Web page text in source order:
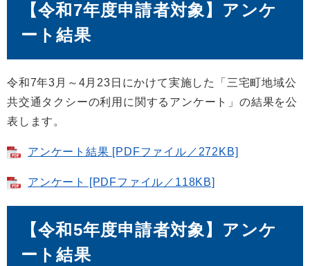
【令和7年度申請者対象】アンケ
ート結果
令和7年3月～4月23日にかけて実施した「三宅町地域公
共交通タクシーの利用に関するアンケート」の結果を公
表します。
アンケート結果 [PDFファイル／272KB]
アンケート [PDFファイル／118KB]
【令和5年度申請者対象】アンケ
ート結果